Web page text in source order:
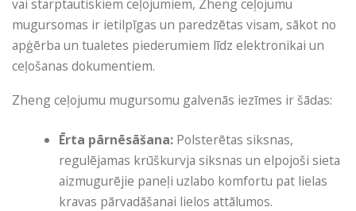
vai starptautiskiem ceļojumiem, Zheng ceļojumu
mugursomas ir ietilpīgas un paredzētas visam, sākot no
apģērba un tualetes piederumiem līdz elektronikai un
ceļošanas dokumentiem.
Zheng ceļojumu mugursomu galvenās iezīmes ir šādas:
Ērta pārnēsāšana: Polsterētas siksnas,
regulējamas krūškurvja siksnas un elpojoši sieta
aizmugurējie paneļi uzlabo komfortu pat lielas
kravas pārvadāšanai lielos attālumos.